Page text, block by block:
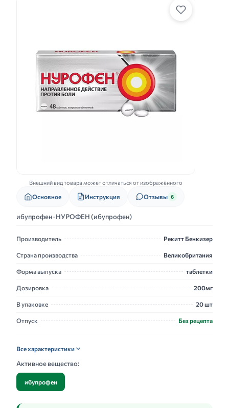
Внешний вид товара может отличаться от изображённого
Основное Инструкция Отзывы 6
ибупрофен · НУРОФЕН (ибупрофен)
Производитель Рекитт Бенкизер
Страна производства Великобритания
Форма выпуска таблетки
Дозировка 200мг
В упаковке 20 шт
Отпуск Без рецепта
Все характеристики
Активное вещество:
ибупрофен